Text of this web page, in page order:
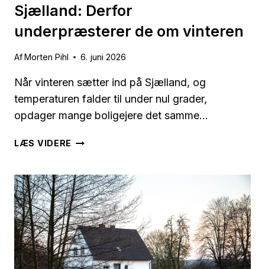
Sjælland: Derfor
underpræsterer de om vinteren
AfMorten Pihl 6. juni 2026
Når vinteren sætter ind på Sjælland, og
temperaturen falder til under nul grader,
opdager mange boligejere det samme…
LÆS VIDERE LUFT
VARMEPUMPE
PÅ
SJÆLLAND:
DERFOR
UNDERPRÆSTERER
DE
OM